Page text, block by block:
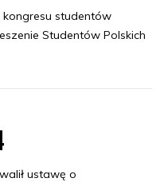
kongresu studentów
Studentów Polskich
ustawę o